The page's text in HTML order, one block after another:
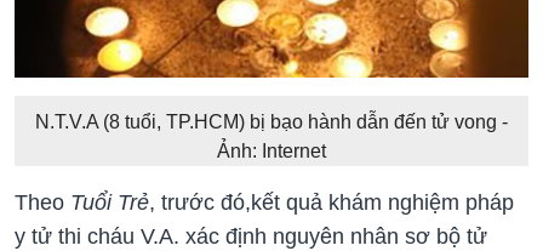
N.T.V.A (8 tuổi, TP.HCM) bị bạo hành dẫn đến tử vong -
Ảnh: Internet
Theo Tuổi Trẻ, trước đó,kết quả khám nghiệm pháp
y tử thi cháu V.A. xác định nguyên nhân sơ bộ tử